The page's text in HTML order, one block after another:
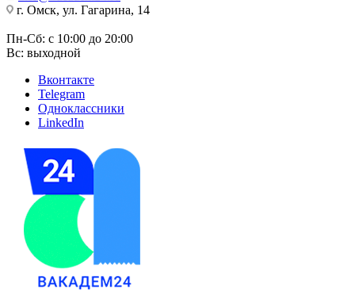
г. Омск, ул. Гагарина, 14
Пн-Сб: с 10:00 до 20:00
Вс: выходной
Вконтакте
Telegram
Одноклассники
LinkedIn